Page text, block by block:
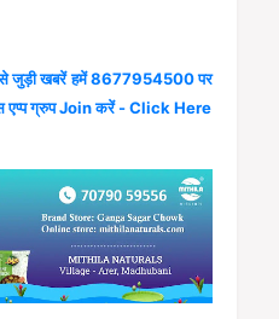
से जुड़ी खबरें हमें 8677954500 पर
एप्प ग्रुप Join करें - Click Here